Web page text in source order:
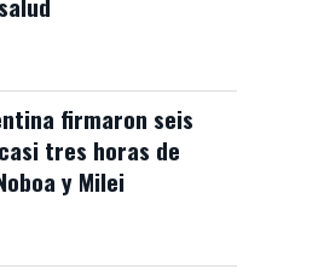
firmaron seis
tres horas de
y Milei